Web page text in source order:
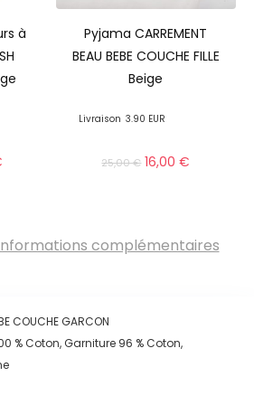
à
Pyjama CARREMENT
BEAU BEBE COUCHE FILLE
Beige
Livraison 3.90 EUR
25,00€ 16,00€
complémentaires
COUCHE GARCON
% Coton, Garniture 96 % Coton,